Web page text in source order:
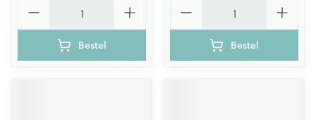
Bestel Bestel